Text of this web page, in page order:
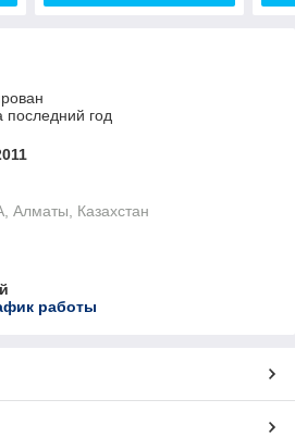
последний год
Алматы, Казахстан
работы